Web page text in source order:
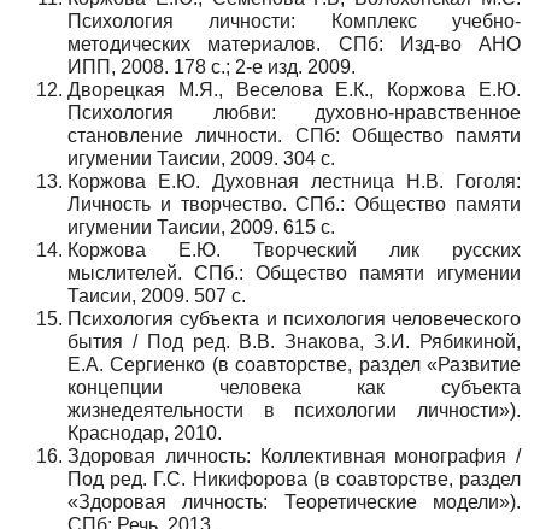
Психология личности: Комплекс учебно-
методических материалов. СПб: Изд-во АНО
ИПП, 2008. 178 с.; 2-е изд. 2009.
Дворецкая М.Я., Веселова Е.К., Коржова Е.Ю.
Психология любви: духовно-нравственное
становление личности. СПб: Общество памяти
игумении Таисии, 2009. 304 с.
Коржова Е.Ю. Духовная лестница Н.В. Гоголя:
Личность и творчество. СПб.: Общество памяти
игумении Таисии, 2009. 615 с.
Коржова Е.Ю. Творческий лик русских
мыслителей. СПб.: Общество памяти игумении
Таисии, 2009. 507 с.
Психология субъекта и психология человеческого
бытия / Под ред. В.В. Знакова, З.И. Рябикиной,
Е.А. Сергиенко (в соавторстве, раздел «Развитие
концепции человека как субъекта
жизнедеятельности в психологии личности»).
Краснодар, 2010.
Здоровая личность: Коллективная монография /
Под ред. Г.С. Никифорова (в соавторстве, раздел
«Здоровая личность: Теоретические модели»).
СПб: Речь, 2013.